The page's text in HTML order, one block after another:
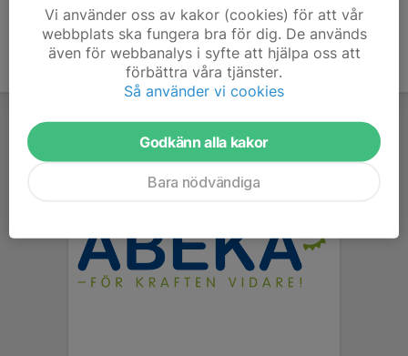
Vi använder oss av kakor (cookies) för att vår
webbplats ska fungera bra för dig. De används
även för webbanalys i syfte att hjälpa oss att
förbättra våra tjänster.
Så använder vi cookies
Godkänn alla kakor
Bara nödvändiga